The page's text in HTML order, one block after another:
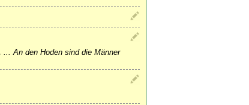
An den Hoden sind die Männer